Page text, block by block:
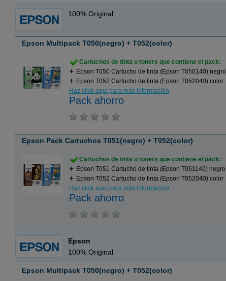
100% Original
Epson Multipack T050(negro) + T052(color)
Cartuchos de tinta o toners que contiene el pack:
Epson T050 Cartucho de tinta (Epson T050140) negro
Epson T052 Cartucho de tinta (Epson T052040) color
Haz click aquí para más información
Pack ahorro
Epson Pack Cartuchos T051(negro) + T052(color)
Cartuchos de tinta o toners que contiene el pack:
Epson T051 Cartucho de tinta (Epson T051140) negro
Epson T052 Cartucho de tinta (Epson T052040) color
Haz click aquí para más información
Pack ahorro
Epson
100% Original
Epson Multipack T050(negro) + T052(color)